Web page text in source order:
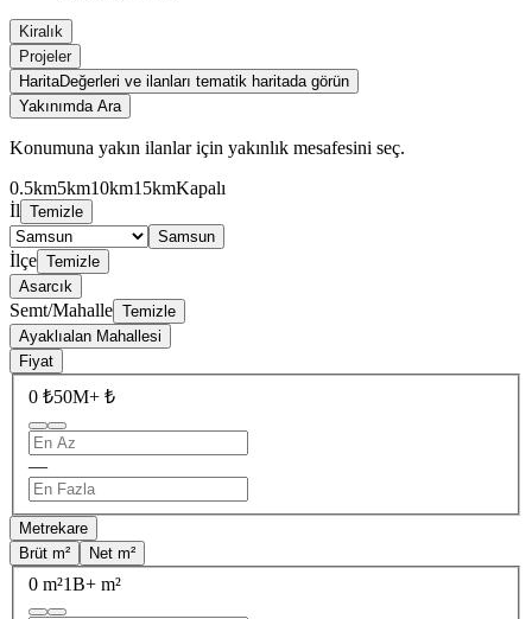
Kiralık
Projeler
HaritaDeğerleri ve ilanları tematik haritada görün
Yakınımda Ara
Konumuna yakın ilanlar için yakınlık mesafesini seç.
0.5km5km10km15kmKapalı
İl Temizle
Samsun
İlçe Temizle
Asarcık
Semt/Mahalle Temizle
Ayaklıalan Mahallesi
Fiyat
0 ₺50M+ ₺
—
Metrekare
Brüt m²
Net m²
0 m²1B+ m²